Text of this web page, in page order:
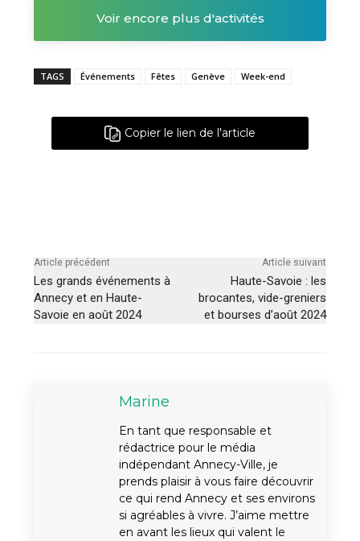
Voir encore plus d'activités
TAGS Événements Fêtes Genève Week-end
Copier le lien de l'article
Article précédent
Les grands événements à
Annecy et en Haute-
Savoie en août 2024
Article suivant
Haute-Savoie : les
brocantes, vide-greniers
et bourses d’août 2024
Marine
En tant que responsable et
rédactrice pour le média
indépendant Annecy-Ville, je
prends plaisir à vous faire découvrir
ce qui rend Annecy et ses environs
si agréables à vivre. J’aime mettre
en avant les lieux qui valent le